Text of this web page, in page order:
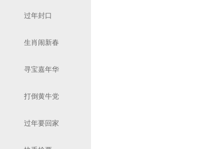
过年封口
生肖闹新春
寻宝嘉年华
打倒黄牛党
过年要回家